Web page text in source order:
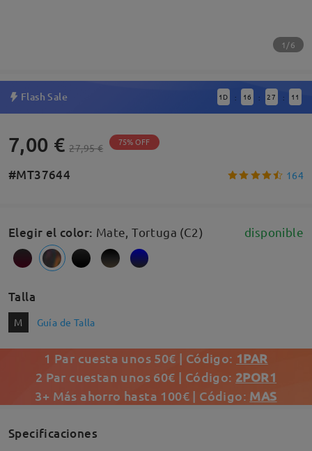
1/6
Flash Sale 1 D : 16 : 27 : 11
7,00 € 27,95 € 75% OFF
#MT37644 164
Elegir el color: Mate, Tortuga (C2) disponible
Talla
M Guía de Talla
1 Par cuesta unos 50€ | Código: 1PAR
2 Par cuestan unos 60€ | Código: 2POR1
3+ Más ahorro hasta 100€ | Código: MAS
Specificaciones